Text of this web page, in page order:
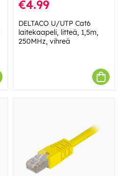
€4.99
DELTACO U/UTP Cat6
laitekaapeli, litteä, 1,5m,
250MHz, vihreä